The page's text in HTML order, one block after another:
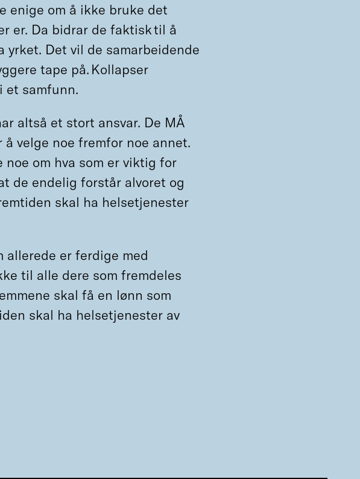
enige om å ikke bruke det
er. Da bidrar de faktisk til å
yrket. Det vil de samarbeidende
tape på. Kollapser
et samfunn.
altså et stort ansvar. De MÅ
velge noe fremfor noe annet.
om hva som er viktig for
de endelig forstår alvoret og
skal ha helsetjenester
er ferdige med
til alle dere som fremdeles
skal få en lønn som
skal ha helsetjenester av